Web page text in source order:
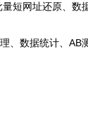
短网址还原、数
、数据统计、AB